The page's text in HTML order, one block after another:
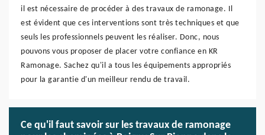
il est nécessaire de procéder à des travaux de ramonage. Il
est évident que ces interventions sont très techniques et que
seuls les professionnels peuvent les réaliser. Donc, nous
pouvons vous proposer de placer votre confiance en KR
Ramonage. Sachez qu'il a tous les équipements appropriés
pour la garantie d'un meilleur rendu de travail.
Ce qu'il faut savoir sur les travaux de ramonage